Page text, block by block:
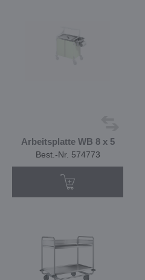
Arbeitsplatte WB 8 x 5
Best.-Nr. 574773